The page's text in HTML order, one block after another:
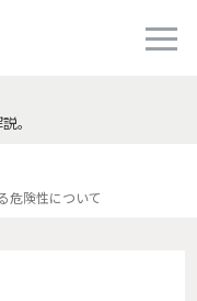
。
危険性について